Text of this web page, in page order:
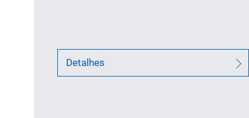
Detalhes